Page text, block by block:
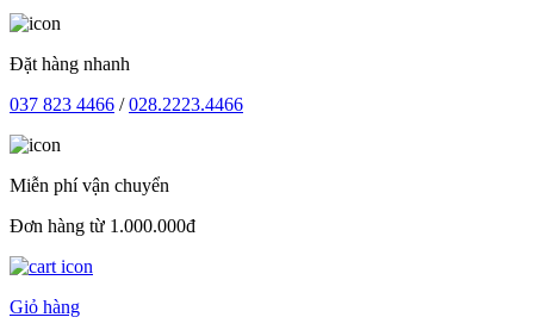
Đặt hàng nhanh
037 823 4466 /028.2223.4466
Miễn phí vận chuyển
Đơn hàng từ 1.000.000đ
Giỏ hàng